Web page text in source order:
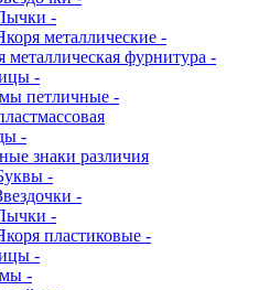
-
металлические -
металлическая фурнитура -
-
петличные -
-
знаки различия
-
-
-
пластиковые -
-
-